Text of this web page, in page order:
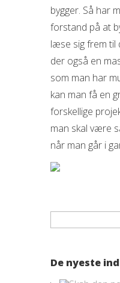
bygger. Så har
forstand på at
læse sig frem til
der også en
som man har
kan man få en
forskellige
man skal være
når man går i
Søg
De nyeste